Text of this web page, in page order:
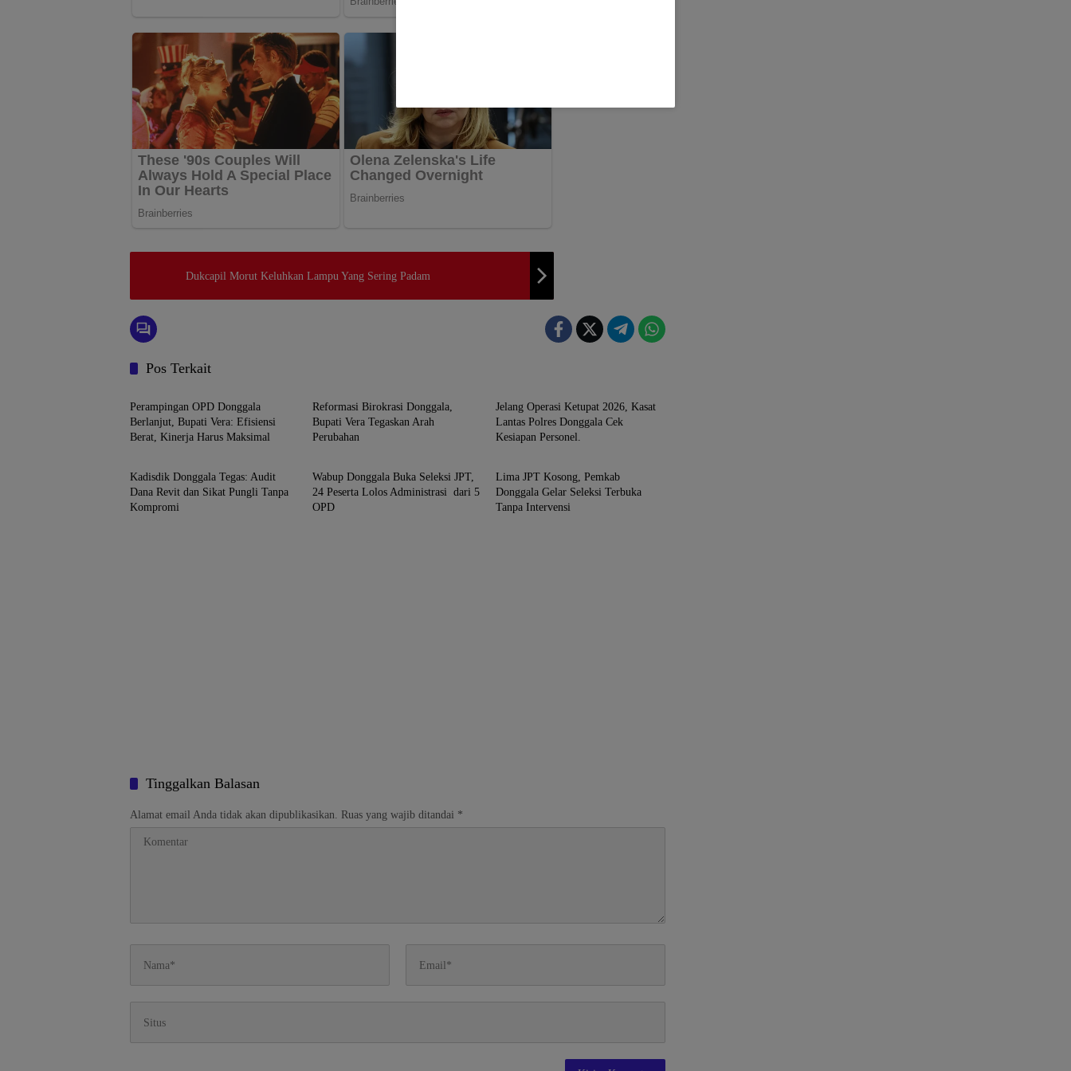
Dukcapil Morut Keluhkan Lampu Yang Sering Padam
Pos Terkait
Donggala
Perampingan OPD Donggala
Berlanjut, Bupati Vera: Efisiensi
Berat, Kinerja Harus Maksimal
Reformasi Birokrasi Donggala,
Bupati Vera Tegaskan Arah
Perubahan
Jelang Operasi Ketupat 2026, Kasat
Lantas Polres Donggala Cek
Kesiapan Personel. ​
Donggala
Kadisdik Donggala Tegas: Audit
Dana Revit dan Sikat Pungli Tanpa
Kompromi
Wabup Donggala Buka Seleksi JPT,
24 Peserta Lolos Administrasi dari 5
OPD
Donggala
Lima JPT Kosong, Pemkab
Donggala Gelar Seleksi Terbuka
Tanpa Intervensi
Tinggalkan Balasan
Alamat email Anda tidak akan dipublikasikan. Ruas yang wajib ditandai *